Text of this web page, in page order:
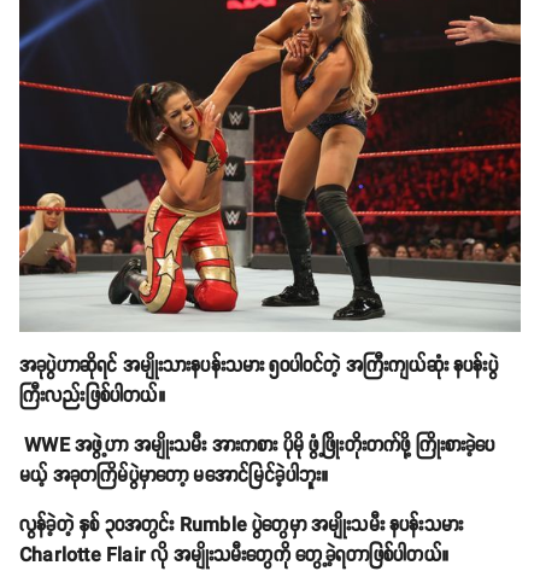
အခုပွဲဟာဆိုရင် အမျိုးသားနပန်းသမား ၅၀ပါဝင်တဲ့ အကြီးကျယ်ဆုံး နပန်းပွဲ
ကြီးလည်းဖြစ်ပါတယ်။
WWE အဖွဲ့ဟာ အမျိုးသမီး အားကစား ပိုမို ဖွံ့ဖြိုးတိုးတက်ဖို့ ကြိုးစားခဲ့ပေ
မယ့် အခုတကြိမ်ပွဲမှာတော့ မအောင်မြင်ခဲ့ပါဘူး။
လွန်ခဲ့တဲ့ နှစ် ၃၀အတွင်း Rumble ပွဲတွေမှာ အမျိုးသမီး နပန်းသမား
Charlotte Flair လို အမျိုးသမီးတွေကို တွေ့ခဲ့ရတာဖြစ်ပါတယ်။